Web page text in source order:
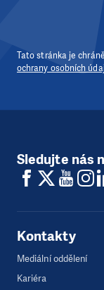
Tato stránka je
ochrany osobních
Sledujte nás
Kontakty
Mediální oddělení
Kariéra